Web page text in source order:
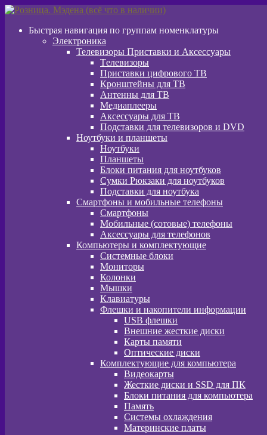
Перейти
навигации
Перейти
содержимому
Быстрая навигация по группам номенклатуры
Электроника
Телевизоры Приставки и Аксессуары
Tелевизоры
Приставки цифрового ТВ
Кронштейны для ТВ
Антенны для ТВ
Медиаплееры
Аксессуары для ТВ
Подставки для телевизоров и DVD
Ноутбуки и планшеты
Ноутбуки
Планшеты
Блоки питания для ноутбуков
Сумки Рюкзаки для ноутбуков
Подставки для ноутбука
Смартфоны и мобильные телефоны
Смартфоны
Мобильные (сотовые) телефоны
Аксессуары для телефонов
Компьютеры и комплектующие
Системные блоки
Мониторы
Колонки
Мышки
Клавиатуры
Флешки и накопители информации
USB флешки
Внешние жесткие диски
Карты памяти
Оптические диски
Комплектующие для компьютера
Видеокарты
Жесткие диски и SSD для ПК
Блоки питания для компьютера
Память
Системы охлаждения
Материнские платы